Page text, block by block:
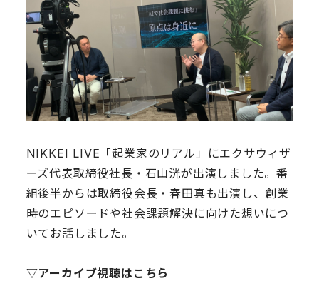
NIKKEI LIVE「起業家のリアル」にエクサウィザ
ーズ代表取締役社長・石山洸が出演しました。番
組後半からは取締役会長・春田真も出演し、創業
時のエピソードや社会課題解決に向けた想いにつ
いてお話しました。
▽アーカイブ視聴はこちら